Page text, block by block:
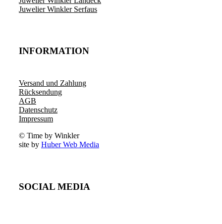
Juwelier Winkler Serfaus
INFORMATION
Versand und Zahlung
Rücksendung
AGB
Datenschutz
Impressum
© Time by Winkler
site by Huber Web Media
SOCIAL MEDIA